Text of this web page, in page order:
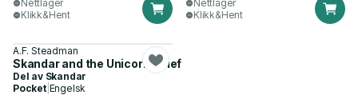
Nettlager
Klikk&Hent
Nettlager
Klikk&Hent
A.F. Steadman
Skandar and the Unicorn Thief
Del av Skandar
Pocket| Engelsk